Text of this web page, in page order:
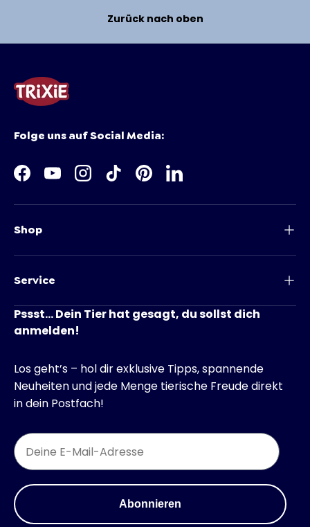
Zurück nach oben
Folge uns auf Social Media:
Facebook
YouTubeInstagram
TikTokPinterestLinkedIn
Shop
Service
Pssst... Dein Tier hat gesagt, du sollst dich
anmelden!
Los geht’s – hol dir exklusive Tipps, spannende
Neuheiten und jede Menge tierische Freude direkt
in dein Postfach!
Email
Abonnieren